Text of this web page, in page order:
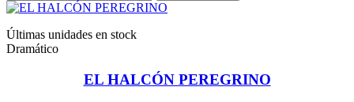
Últimas unidades en stock
Dramático
EL HALCÓN PEREGRINO